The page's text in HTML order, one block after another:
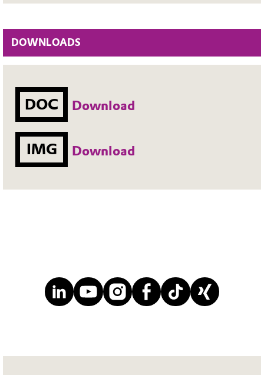
DOWNLOADS
DOC Download
IMG Download